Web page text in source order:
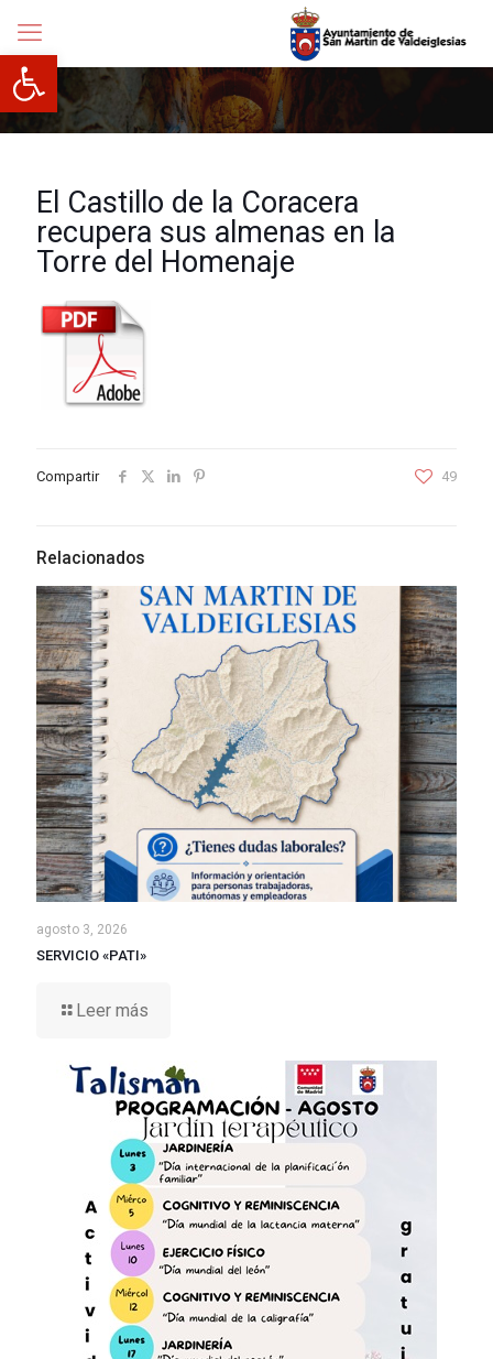
Abrir barra de herramientas
El Castillo de la Coracera
recupera sus almenas en la
Torre del Homenaje
Compartir 49
Relacionados
agosto 3, 2026
SERVICIO «PATI»
Leer más